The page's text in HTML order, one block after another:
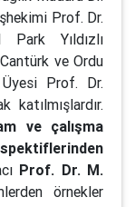
Prof. Dr.
Yıldızlı
ve Ordu
Prof. Dr.
katılmışlardır.
ve çalışma
Prof. Dr. M.
örnekler